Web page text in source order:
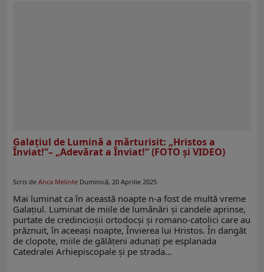
Galaţiul de Lumină a mărturisit: „Hristos a
Înviat!”– „Adevărat a Înviat!” (FOTO şi VIDEO)
Scris de Anca Melinte Duminică, 20 Aprilie 2025
Mai luminat ca în această noapte n-a fost de multă vreme
Galaţiul. Luminat de miile de lumânări şi candele aprinse,
purtate de credincioşii ortodocşi şi romano-catolici care au
prăznuit, în aceeaşi noapte, Învierea lui Hristos. În dangăt
de clopote, miile de gălăţeni adunaţi pe esplanada
Catedralei Arhiepiscopale şi pe strada…